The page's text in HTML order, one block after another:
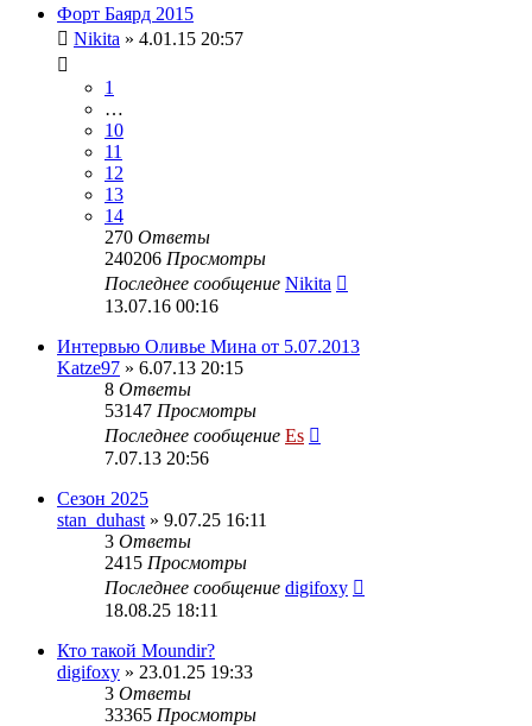
Форт Баярд 2015
Nikita » 4.01.15 20:57
1
…
10
11
12
13
14
270 Ответы
240206 Просмотры
Последнее сообщение Nikita
13.07.16 00:16
Интервью Оливье Мина от 5.07.2013
Katze97 » 6.07.13 20:15
8 Ответы
53147 Просмотры
Последнее сообщение Es
7.07.13 20:56
Сезон 2025
stan_duhast » 9.07.25 16:11
3 Ответы
2415 Просмотры
Последнее сообщение digifoxy
18.08.25 18:11
Кто такой Moundir?
digifoxy » 23.01.25 19:33
3 Ответы
33365 Просмотры